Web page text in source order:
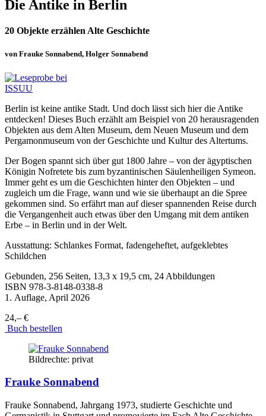
Die Antike in Berlin
20 Objekte erzählen Alte Geschichte
von Frauke Sonnabend, Holger Sonnabend
Berlin ist keine antike Stadt. Und doch lässt sich hier die Antike
entdecken! Dieses Buch erzählt am Beispiel von 20 herausragenden
Objekten aus dem Alten Museum, dem Neuen Museum und dem
Pergamonmuseum von der Geschichte und Kultur des Altertums.
Der Bogen spannt sich über gut 1800 Jahre – von der ägyptischen
Königin Nofretete bis zum byzantinischen Säulenheiligen Symeon.
Immer geht es um die Geschichten hinter den Objekten – und
zugleich um die Frage, wann und wie sie überhaupt an die Spree
gekommen sind. So erfährt man auf dieser spannenden Reise durch
die Vergangenheit auch etwas über den Umgang mit dem antiken
Erbe – in Berlin und in der Welt.
Ausstattung: Schlankes Format, fadengeheftet, aufgeklebtes
Schildchen
Gebunden, 256 Seiten, 13,3 x 19,5 cm, 24 Abbildungen
ISBN 978-3-8148-0338-8
1. Auflage, April 2026
24,– €
Buch bestellen
Bildrechte: privat
Frauke Sonnabend
Frauke Sonnabend, Jahrgang 1973, studierte Geschichte und